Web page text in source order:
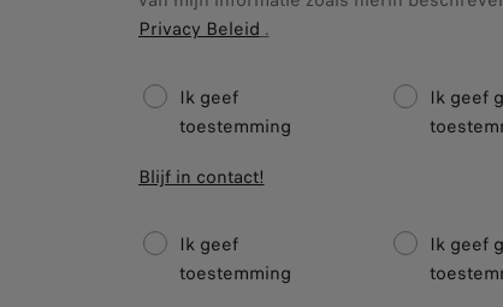
Privacy Beleid .
Ik geef
toestemming
Ik geef
Blijf in contact!
Ik geef
toestemming
Ik geef